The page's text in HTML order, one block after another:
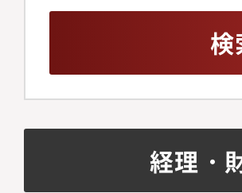
経理・